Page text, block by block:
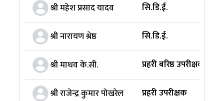
श्री महेश प्रसाद यादव सि.डि.ई.
श्री नारायण श्रेष्ठ सि.डि.ई.
श्री माधव के.सी. प्रहरी बरिष्ठ उपरीक्षक
श्री राजेन्द्र कुमार पोखरेल प्रहरी उपरीक्षक